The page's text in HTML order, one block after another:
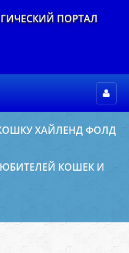
ПОРТАЛ
ХАЙЛЕНД ФОЛД
КОШЕК И